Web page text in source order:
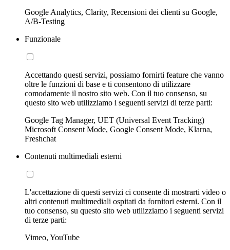
Google Analytics, Clarity, Recensioni dei clienti su Google,
A/B-Testing
Funzionale
Accettando questi servizi, possiamo fornirti feature che vanno
oltre le funzioni di base e ti consentono di utilizzare
comodamente il nostro sito web. Con il tuo consenso, su
questo sito web utilizziamo i seguenti servizi di terze parti:
Google Tag Manager, UET (Universal Event Tracking)
Microsoft Consent Mode, Google Consent Mode, Klarna,
Freshchat
Contenuti multimediali esterni
L'accettazione di questi servizi ci consente di mostrarti video o
altri contenuti multimediali ospitati da fornitori esterni. Con il
tuo consenso, su questo sito web utilizziamo i seguenti servizi
di terze parti:
Vimeo, YouTube